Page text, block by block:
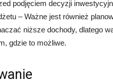
podjęciem decyzji
– Ważne jest również
niższe dochody, dlatego
gdzie to możliwe.